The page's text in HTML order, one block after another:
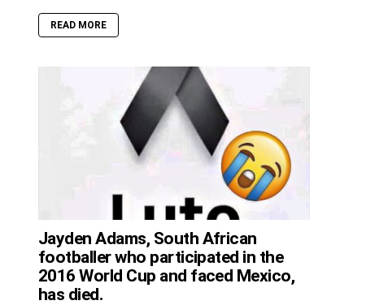
READ MORE
Jayden Adams, South African
footballer who participated in the
2016 World Cup and faced Mexico,
has died.